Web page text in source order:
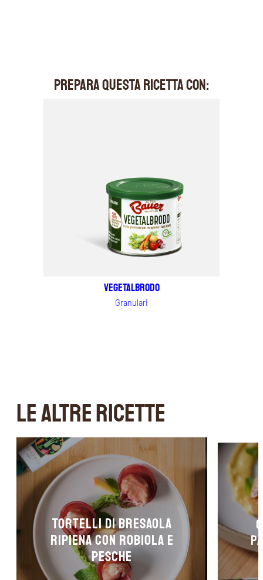
PREPARA QUESTA RICETTA CON:
Vegetalbrodo
Granulari
LE ALTRE RICETTE
TORTELLI DI BRESAOLA
RIPIENA CON ROBIOLA E
PESCHE